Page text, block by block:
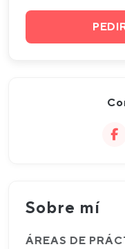
Sobre mí
ÁREAS DE